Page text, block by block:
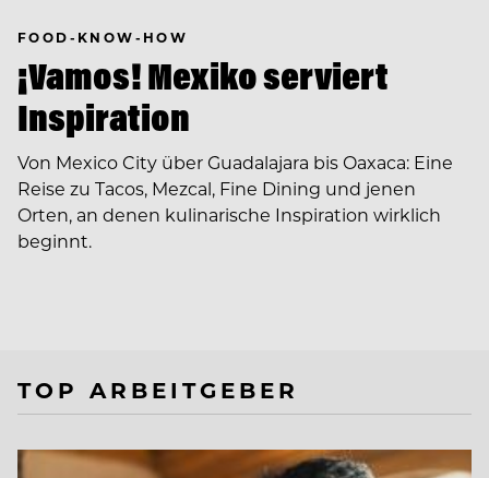
FOOD-KNOW-HOW
¡Vamos! Mexiko serviert
Inspiration
Von Mexico City über Guadalajara bis Oaxaca: Eine
Reise zu Tacos, Mezcal, Fine Dining und jenen
Orten, an denen kulinarische Inspiration wirklich
beginnt.
TOP ARBEITGEBER